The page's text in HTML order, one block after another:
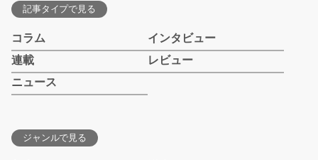
記事タイプで見る
コラム
インタビュー
連載
レビュー
ニュース
ジャンルで見る